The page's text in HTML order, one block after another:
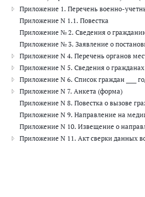
Приложение 1. Перечень военно-
Приложение N 1.1. Повестка
Приложение № 2. Сведения о
Приложение № 3. Заявление о
Приложение N 4. Перечень органов
Приложение N 5. Сведения о
Приложение N 6. Список граждан ____
Приложение N 7. Анкета (форма)
Приложение N 8. Повестка о вызове
Приложение N 9. Направление на
Приложение N 10. Извещение о
Приложение N 11. Акт сверки данных